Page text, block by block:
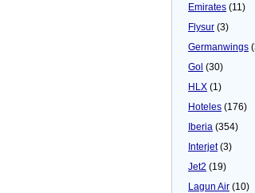
Emirates (11)
Flysur (3)
Germanwings
Gol (30)
HLX (1)
Hoteles (176)
Iberia (354)
Interjet(3)
Jet2 (19)
Lagun Air (10)